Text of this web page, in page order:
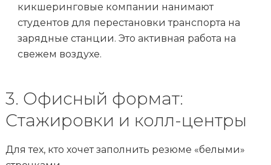
кикшеринговые компании нанимают
студентов для перестановки транспорта на
зарядные станции. Это активная работа на
свежем воздухе.
3. Офисный формат:
Стажировки и колл-центры
Для тех, кто хочет заполнить резюме «белыми»